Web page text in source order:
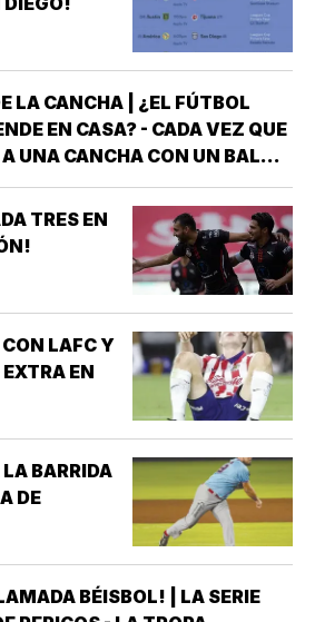
LA CANCHA | ¿EL FÚTBOL
EN CASA? - CADA VEZ QUE
UNA CANCHA CON UN BALÓN
LLEGA SOLA *DETRÁS DE
ALGUIEN QUE LA LLEVÓ AL
QUE HIZO EL ESFUERZO…
TRES EN
LAFC Y
EN
LA BARRIDA
DE
BÉISBOL! | LA SERIE